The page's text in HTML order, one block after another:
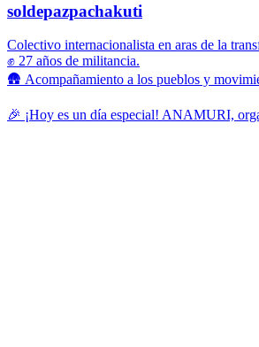
soldepazpachakuti
Colectivo internacionalista en aras de la
✊ 27 años de militancia.
🛖 Acompañamiento a los pueblos y
🎉 ¡Hoy es un día especial! ANAMURI,